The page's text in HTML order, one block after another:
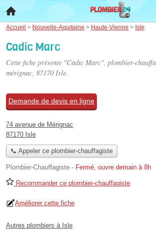
Accueil > Nouvelle-Aquitaine > Haute-Vienne > Isle
Cadic Marc
Cette fiche présente "Cadic Marc", plombier-
mérignac, 87170 Isle.
Demande de devis en ligne
74 avenue de Mérignac
87170 Isle
📞 Appeler ce plombier-chauffagiste
Plombier-Chauffagiste - Fermé, ouvre demain à 8h
Recommander ce plombier-chauffagiste
Améliorer cette fiche
Autres plombiers à Isle